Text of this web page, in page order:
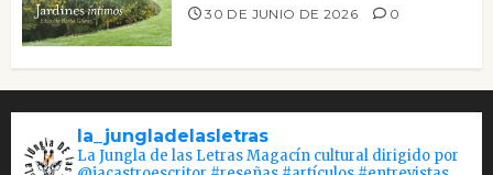
30 DE JUNIO DE 2026 0
la_jungladelasletras
La Jungla de las Letras Magacín cultural dirigido por